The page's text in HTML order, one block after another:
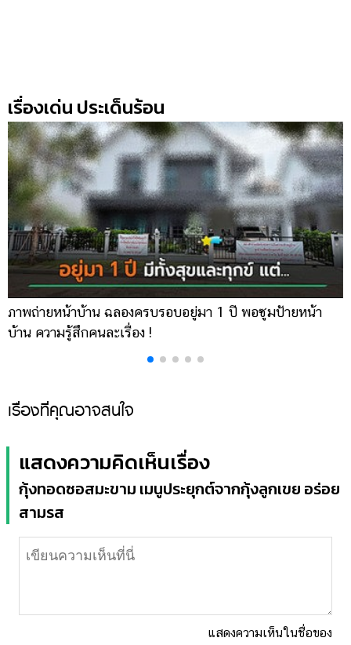
เรื่องเด่น ประเด็นร้อน
ภาพถ่ายหน้าบ้าน ฉลองครบรอบอยู่มา 1 ปี พอซูมป้ายหน้า
บ้าน ความรู้สึกคนละเรื่อง !
เรื่องที่คุณอาจสนใจ
ไม่มีเบื่อ